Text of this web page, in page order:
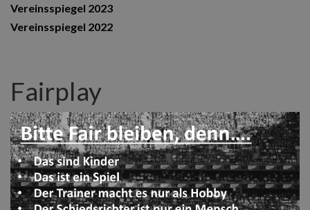
Vereinsspiegel 2023
Vereinsspiegel 2022
Fairplay